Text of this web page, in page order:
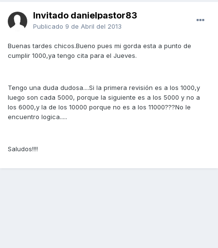
Invitado danielpastor83
Publicado 9 de Abril del 2013
Buenas tardes chicos.Bueno pues mi gorda esta a punto de
cumplir 1000,ya tengo cita para el Jueves.
Tengo una duda dudosa....Si la primera revisión es a los 1000,y
luego son cada 5000, porque la siguiente es a los 5000 y no a
los 6000,y la de los 10000 porque no es a los 11000???No le
encuentro logica.....
Saludos!!!!